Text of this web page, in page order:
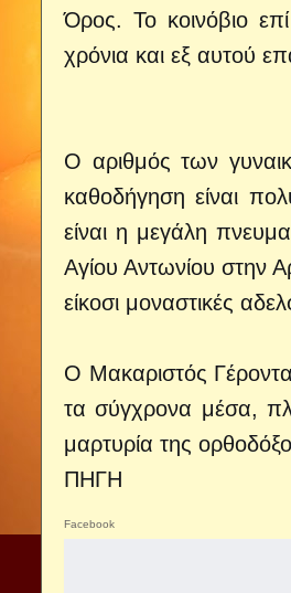
Όρος. Το κοινόβιο
χρόνια και εξ αυτού
Ο αριθμός των
καθοδήγηση είναι
είναι η μεγάλη
Αγίου Αντωνίου στην
είκοσι μοναστικές
Ο Μακαριστός
τα σύγχρονα μέσα,
μαρτυρία της
ΠΗΓΗ
Facebook